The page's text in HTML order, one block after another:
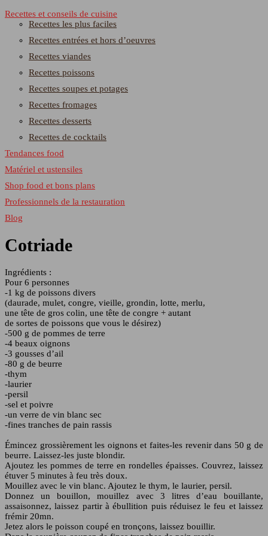
Recettes et conseils de cuisine
Recettes les plus faciles
Recettes entrées et hors d’oeuvres
Recettes viandes
Recettes poissons
Recettes soupes et potages
Recettes fromages
Recettes desserts
Recettes de cocktails
Tendances food
Matériel et ustensiles
Shop food et bons plans
Professionnels de la restauration
Blog
Cotriade
Ingrédients :
Pour 6 personnes
-1 kg de poissons divers
(daurade, mulet, congre, vieille, grondin, lotte, merlu,
une tête de gros colin, une tête de congre + autant
de sortes de poissons que vous le désirez)
-500 g de pommes de terre
-4 beaux oignons
-3 gousses d’ail
-80 g de beurre
-thym
-laurier
-persil
-sel et poivre
-un verre de vin blanc sec
-fines tranches de pain rassis
Émincez grossièrement les oignons et faites-les revenir dans 50 g de
beurre. Laissez-les juste blondir.
Ajoutez les pommes de terre en rondelles épaisses. Couvrez, laissez
étuver 5 minutes à feu très doux.
Mouillez avec le vin blanc. Ajoutez le thym, le laurier, persil.
Donnez un bouillon, mouillez avec 3 litres d’eau bouillante,
assaisonnez, laissez partir à ébullition puis réduisez le feu et laissez
frémir 20mn.
Jetez alors le poisson coupé en tronçons, laissez bouillir.